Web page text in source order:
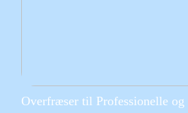
Overfræser til Professionelle